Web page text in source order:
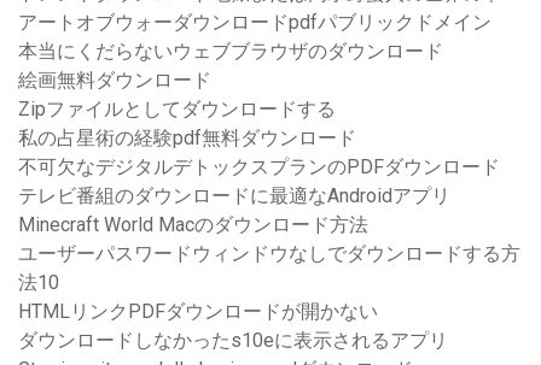
アートオブウォーダウンロードpdfパブリックドメイン
本当にくだらないウェブブラウザのダウンロード
絵画無料ダウンロード
Zipファイルとしてダウンロードする
私の占星術の経験pdf無料ダウンロード
不可欠なデジタルデトックスプランのPDFダウンロード
テレビ番組のダウンロードに最適なAndroidアプリ
Minecraft World Macのダウンロード方法
ユーザーパスワードウィンドウなしでダウンロードする方
法10
HTMLリンクPDFダウンロードが開かない
ダウンロードしなかったs10eに表示されるアプリ